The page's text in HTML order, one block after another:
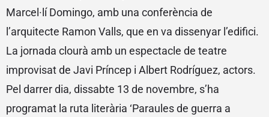
Marcel·lí Domingo, amb una conferència de
l’arquitecte Ramon Valls, que en va dissenyar l’edifici.
La jornada clourà amb un espectacle de teatre
improvisat de Javi Príncep i Albert Rodríguez, actors.
Pel darrer dia, dissabte 13 de novembre, s’ha
programat la ruta literària ‘Paraules de guerra a